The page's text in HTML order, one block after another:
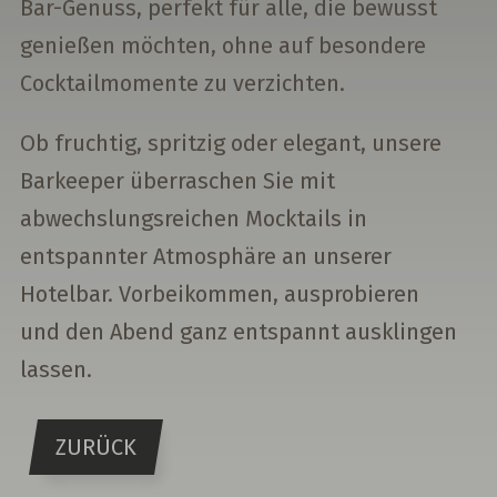
Bar-Genuss, perfekt für alle, die bewusst
genießen möchten, ohne auf besondere
Cocktailmomente zu verzichten.
Ob fruchtig, spritzig oder elegant, unsere
Barkeeper überraschen Sie mit
abwechslungsreichen Mocktails in
entspannter Atmosphäre an unserer
Hotelbar. Vorbeikommen, ausprobieren
und den Abend ganz entspannt ausklingen
lassen.
ZURÜCK